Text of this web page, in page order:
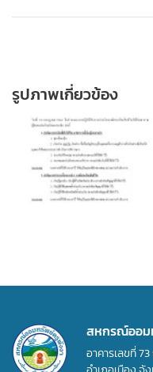
รูปภาพเกี่ยวข้อง
สหกรณ์ออม
อาคารเลขที่